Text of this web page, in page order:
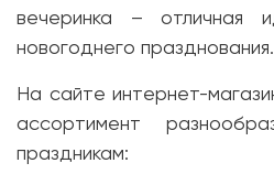
вечеринка – отличная
новогоднего празднования.
На сайте интернет-
ассортимент
праздникам: